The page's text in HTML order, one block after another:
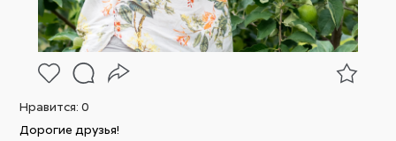
Нравится:0
Дорогие друзья!